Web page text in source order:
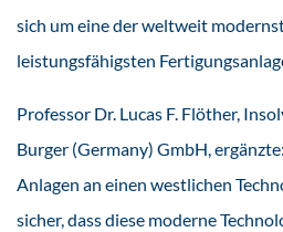
sich um eine der weltweit
leistungsfähigsten
Professor Dr. Lucas F. Flöther,
Burger (Germany) GmbH,
Anlagen an einen westlichen
sicher, dass diese moderne